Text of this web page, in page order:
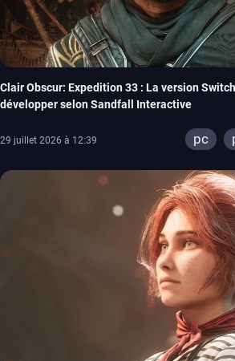
Clair Obscur: Expedition 33 : La version
développer selon Sandfall Interactive
29 juillet 2026 à 12:39 pc